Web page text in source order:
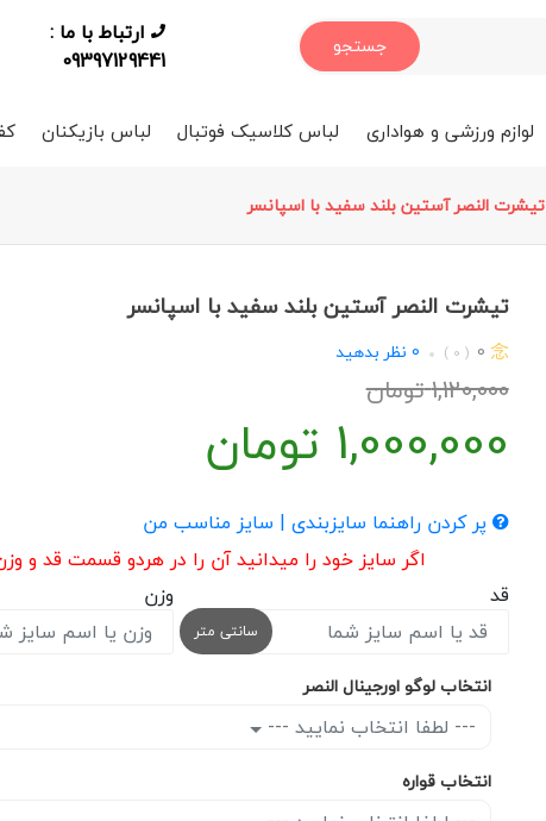
جستجو
ارتباط با ما :
09397129441
لوازم ورزشی و هواداری لباس کلاسیک فوتبال لباس بازیکنان
تیشرت النصر آستین بلند سفید با اسپانسر
تیشرت النصر آستین بلند سفید با اسپانسر
0
( 0 )
0 نظر بدهید
1,120,000تومان
1,000,000 تومان
پر کردن راهنما سایزبندی | سایز مناسب من
اگر سایز خود را میدانید آن را در هردو قسمت قد و
قد
سانتی متر
وزن
انتخاب لوگو اورجینال النصر
--- لطفا انتخاب نمایید ---
انتخاب قواره